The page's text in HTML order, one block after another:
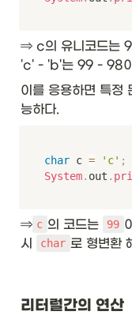
⇒ c의 유니코드는
'c' - 'b'는 99 - 98이
이를 응용하면 특정
능하다.
char c = 'c' ;
System. out .
⇒ c 의 코드는 99
시
char 로 형변환
리터럴간의 연산